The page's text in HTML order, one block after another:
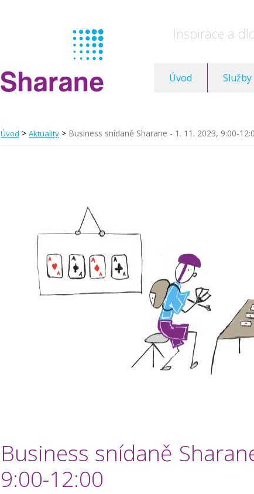
Inspirace a
Úvod Služby
Úvod > Aktuality > Business snídaně Sharane - 1. 11. 2023, 9:00-
Business snídaně
9:00-12:00